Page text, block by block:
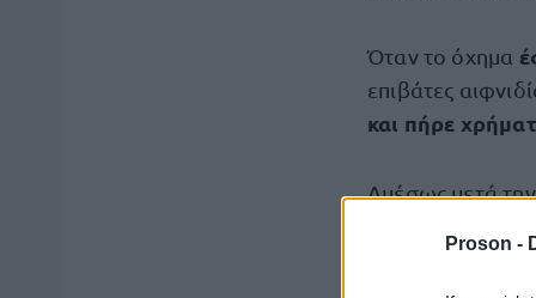
Proson -
Όταν το όχημα
επιβάτες
και πήρε
Αμέσως μετά